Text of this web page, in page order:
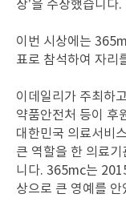
상’을 수상했습니다.
이번 시상에는
표로 참석하여 자리
이데일리가 주최하
약품안전처 등이 후
대한민국 의료서비
큰 역할을 한 의료
니다. 365mc는
상으로 큰 영예를 안